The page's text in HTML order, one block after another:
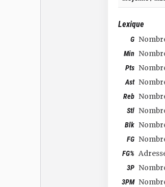
Lexique
G
Min
Pts
Ast
Reb
Stl
Blk
FG
FG%
3P
3PM